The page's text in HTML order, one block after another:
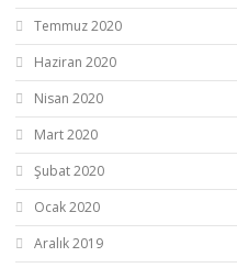
Temmuz 2020
Haziran 2020
Nisan 2020
Mart 2020
Şubat 2020
Ocak 2020
Aralık 2019